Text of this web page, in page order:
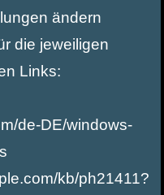
ändern
die jeweiligen
Links:
de-DE/windows-
kb/ph21411?